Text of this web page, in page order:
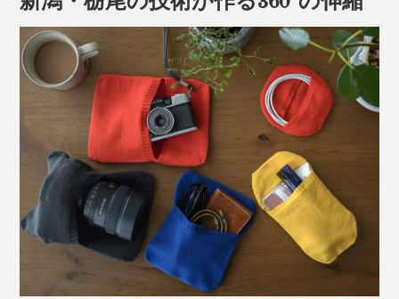
“グイ〜ンと伸びて、ピタッと縮む”というパッキングの
ための機能を最大にすべく、オリジナルで糸から開発。
無縫製の「ホールガーメント」で編み立てることで、こ
れまでにない「パッキングニット」ができあがりまし
た。
写真左が「 長方形タイプ」、右が「厚地長方形タイプ（本品）」
裏を返すと横幅1/3の場所にスリットがあり、長い方に
レンズを入れ、短い方を引っ張ってレンズに被せます。